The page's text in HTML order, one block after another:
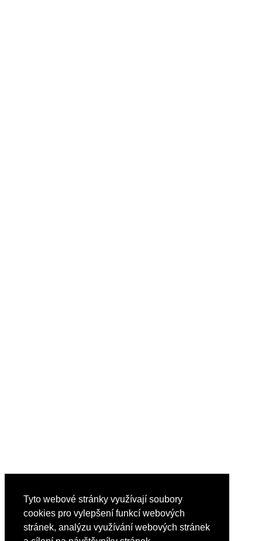
Tyto webové stránky využívají soubory
cookies pro vylepšení funkcí webových
stránek, analýzu využívání webových stránek